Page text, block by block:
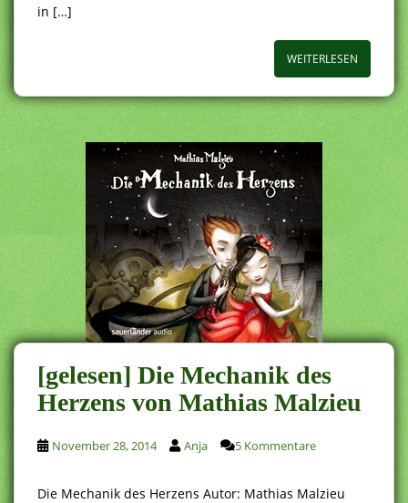
in […]
WEITERLESEN
[gelesen] Die Mechanik des
Herzens von Mathias Malzieu
November 28, 2014 Anja 5 Kommentare
Die Mechanik des Herzens Autor: Mathias Malzieu